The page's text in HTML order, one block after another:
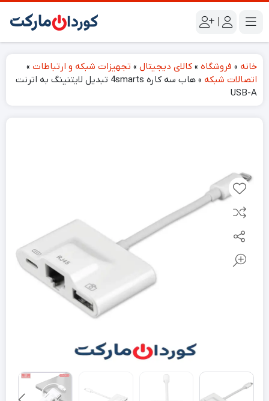
|
خانه » فروشگاه » کالای دیجیتال » تجهیزات شبکه و ارتباطات »
اتصالات شبکه »
هاب سه کاره 4smarts تبدیل لایتنینگ به اترنت
USB-A